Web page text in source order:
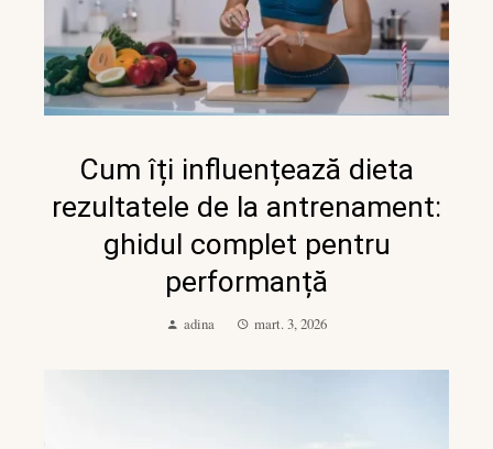
Cum îți influențează dieta
rezultatele de la antrenament:
ghidul complet pentru
performanță
adina mart. 3, 2026